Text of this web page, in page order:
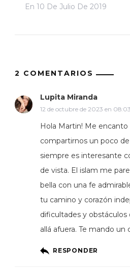
En 10 De Julio De 2019
2 COMENTARIOS
Lupita Miranda
12 de octubre de 2023 en 08:03
Hola Martin! Me
compartirnos un poco
siempre es interesante
de vista. El islam me
bella con una fe
tu camino y corazón
dificultades y
allá afuera. Te mando un
RESPONDER